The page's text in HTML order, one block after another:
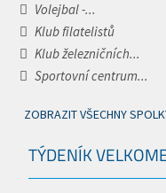
Volejbal -...
Klub filatelistů
Klub železničních...
Sportovní centrum...
ZOBRAZIT VŠECHNY
TÝDENÍK